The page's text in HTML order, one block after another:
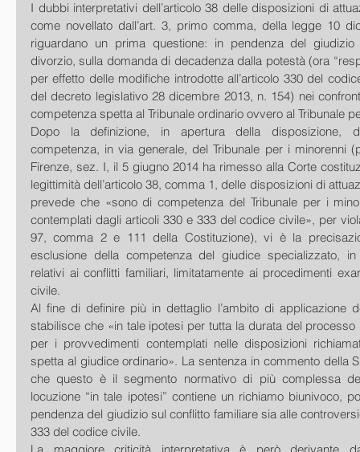
I dubbi interpretativi dell’articolo 38 delle disposizioni di
come novellato dall’art. 3, primo comma, della legge 10
riguardano un prima questione: in pendenza del
divorzio, sulla domanda di decadenza dalla potestà (ora
per effetto delle modifiche introdotte all’articolo 330 del
del decreto legislativo 28 dicembre 2013, n. 154) nei
competenza spetta al Tribunale ordinario ovvero al Tribunale
Dopo la definizione, in apertura della disposizione,
competenza, in via generale, del Tribunale per i minorenni
Firenze, sez. I, il 5 giugno 2014 ha rimesso alla Corte
legittimità dell’articolo 38, comma 1, delle disposizioni di
prevede che «sono di competenza del Tribunale per i
contemplati dagli articoli 330 e 333 del codice civile», per
97, comma 2 e 111 della Costituzione), vi è la
esclusione della competenza del giudice specializzato,
relativi ai conflitti familiari, limitatamente ai procedimenti
civile.
Al fine di definire più in dettaglio l’ambito di applicazione
stabilisce che «in tale ipotesi per tutta la durata del
per i provvedimenti contemplati nelle disposizioni
spetta al giudice ordinario». La sentenza in commento della
che questo è il segmento normativo di più complessa
locuzione “in tale ipotesi” contiene un richiamo biunivoco,
pendenza del giudizio sul conflitto familiare sia alle
333 del codice civile.